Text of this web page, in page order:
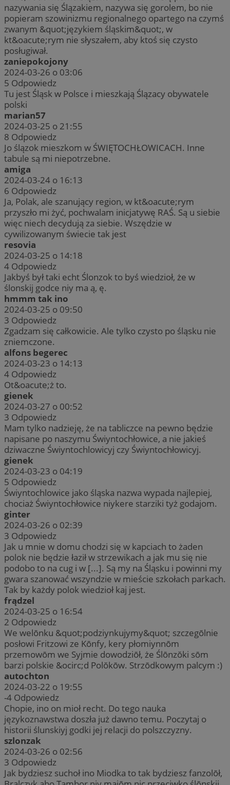
nazywania się Ślązakiem, nazywa się gorolem, bo nie
popieram szowinizmu regionalnego opartego na czymś
zwanym &quot;językiem śląskim&quot;, w
kt&oacute;rym nie słyszałem, aby ktoś się czysto
posługiwał.
zaniepokojony
2024-03-26 o 03:06
5 Odpowiedz
Tu jest Śląsk w Polsce i mieszkają Ślązacy obywatele
polski
marian57
2024-03-25 o 21:55
8 Odpowiedz
Jo ślązok mieszkom w ŚWIĘTOCHŁOWICACH. Inne
tabule są mi niepotrzebne.
amiga
2024-03-24 o 16:13
6 Odpowiedz
Ja, Polak, ale szanujący region, w kt&oacute;rym
przyszło mi żyć, pochwalam inicjatywę RAŚ. Są u siebie
więc niech decydują za siebie. Wszędzie w
cywilizowanym świecie tak jest
resovia
2024-03-25 o 14:18
4 Odpowiedz
Jakbyś był taki echt Ślonzok to byś wiedzioł, że w
ślonskij godce niy ma ą, ę.
hmmm tak ino
2024-03-25 o 09:50
3 Odpowiedz
Zgadzam się całkowicie. Ale tylko czysto po śląsku nie
zniemczone.
alfons begerec
2024-03-23 o 14:13
4 Odpowiedz
Ot&oacute;ż to.
gienek
2024-03-27 o 00:52
3 Odpowiedz
Mam tylko nadzieję, że na tabliczce na pewno będzie
napisane po naszymu Świyntochłowice, a nie jakieś
dziwaczne Świyntochlowicyj czy Świyntochłowicyj.
gienek
2024-03-23 o 04:19
5 Odpowiedz
Świyntochlowice jako śląska nazwa wypada najlepiej,
chociaż Świyntochłowice niykere starziki tyż godajom.
ginter
2024-03-26 o 02:39
3 Odpowiedz
Jak u mnie w domu chodzi się w kapciach to żaden
polok nie będzie łaził w strzewikach a jak mu się nie
podobo to na cug i w [...]. Są my na Śląsku i powinni my
gwara szanować wszyndzie w mieście szkołach parkach.
Tak by każdy polok wiedzioł kaj jest.
frądzel
2024-03-25 o 16:54
2 Odpowiedz
We welōnku &quot;podziynkujymy&quot; szczegōlnie
posłowi Fritzowi ze Kōnfy, kery płomiynnōm
przemowōm we Syjmie dowodziōł, że Ślōnzŏki sōm
barzi polskie &ocirc;d Polŏkōw. Strzōdkowym palcym :)
autochton
2024-03-22 o 19:55
-4 Odpowiedz
Chopie, ino on mioł recht. Do tego nauka
językoznawstwa doszła już dawno temu. Poczytaj o
historii ślunskiyj godki jej relacji do polszczyzny.
szlonzak
2024-03-26 o 02:56
3 Odpowiedz
Jak bydziesz suchoł ino Miodka to tak bydziesz fanzolōł,